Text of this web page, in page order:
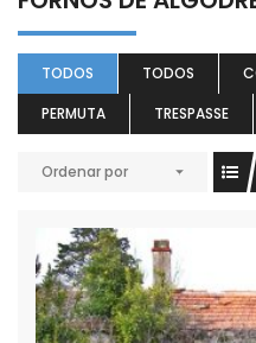
TODOS TODOS
PERMUTA
TRESPASSE
Ordenar por